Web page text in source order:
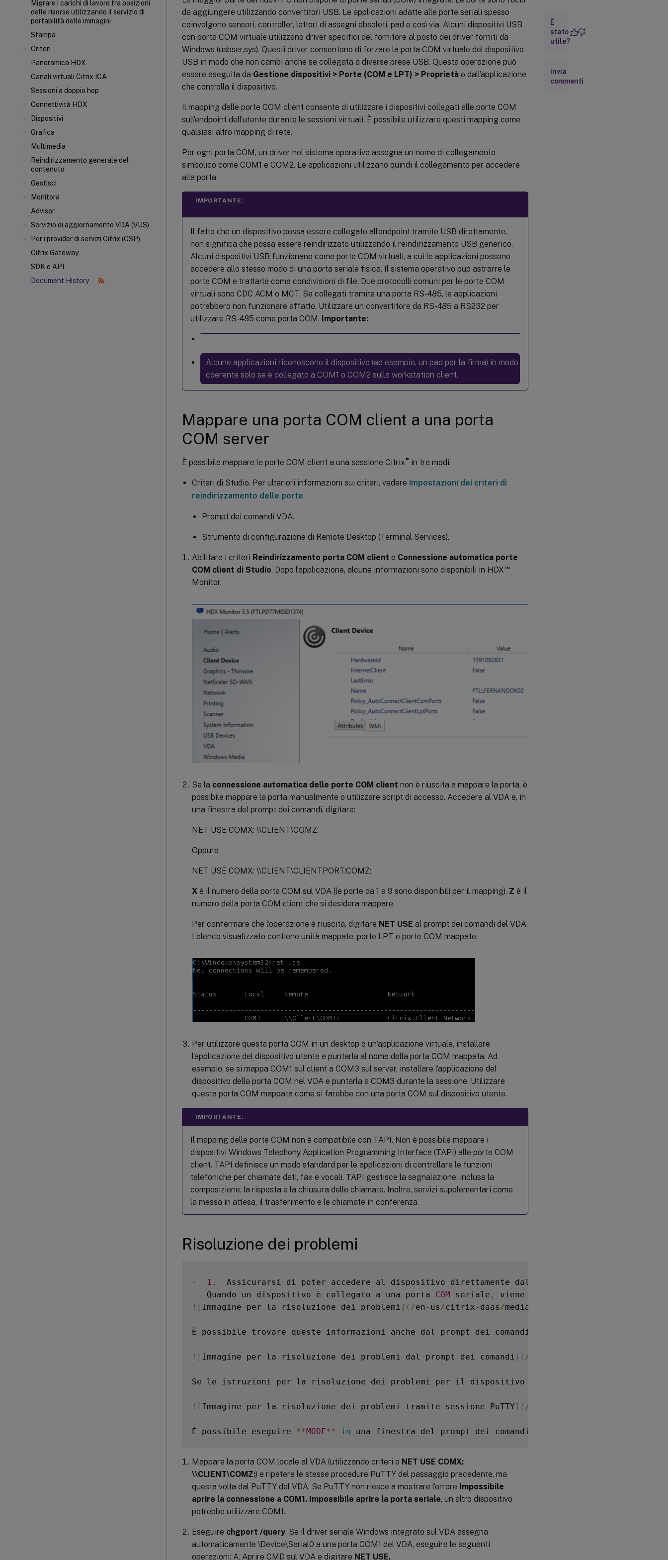
Migrare i carichi di lavoro tra posizioni
delle risorse utilizzando il servizio di
portabilità delle immagini
Stampa
Criteri
Panoramica HDX
Canali virtuali Citrix ICA
Sessioni a doppio hop
Connettività HDX
Dispositivi
Grafica
Multimedia
Reindirizzamento generale del
contenuto
Gestisci
Monitora
Advisor
Servizio di aggiornamento VDA (VUS)
Per i provider di servizi Citrix (CSP)
Citrix Gateway
SDK e API
Document History
da aggiungere utilizzando convertitori USB. Le applicazioni adatte alle porte seriali spesso
coinvolgono sensori, controller, lettori di assegni obsoleti, pad e così via. Alcuni dispositivi USB
con porta COM virtuale utilizzano driver specifici del fornitore al posto dei driver forniti da
Windows (usbser.sys). Questi driver consentono di forzare la porta COM virtuale del dispositivo
USB in modo che non cambi anche se collegata a diverse prese USB. Questa operazione può
essere eseguita da Gestione dispositivi > Porte (COM e LPT) > Proprietà o dall’applicazione
che controlla il dispositivo.
Il mapping delle porte COM client consente di utilizzare i dispositivi collegati alle porte COM
sull’endpoint dell’utente durante le sessioni virtuali. È possibile utilizzare questi mapping come
qualsiasi altro mapping di rete.
Per ogni porta COM, un driver nel sistema operativo assegna un nome di collegamento
simbolico come COM1 e COM2. Le applicazioni utilizzano quindi il collegamento per accedere
alla porta.
IMPORTANTE:
Il fatto che un dispositivo possa essere collegato all’endpoint tramite USB direttamente,
non significa che possa essere reindirizzato utilizzando il reindirizzamento USB generico.
Alcuni dispositivi USB funzionano come porte COM virtuali, a cui le applicazioni possono
accedere allo stesso modo di una porta seriale fisica. Il sistema operativo può astrarre le
porte COM e trattarle come condivisioni di file. Due protocolli comuni per le porte COM
virtuali sono CDC ACM o MCT. Se collegati tramite una porta RS-485, le applicazioni
potrebbero non funzionare affatto. Utilizzare un convertitore da RS-485 a RS232 per
utilizzare RS-485 come porta COM. Importante:
Alcune applicazioni riconoscono il dispositivo (ad esempio, un pad per la firma) in modo
coerente solo se è collegato a COM1 o COM2 sulla workstation client.
Mappare una porta COM client a una porta
COM server
È possibile mappare le porte COM client a una sessione Citrix® in tre modi:
Criteri di Studio. Per ulteriori informazioni sui criteri, vedere Impostazioni dei criteri di
reindirizzamento delle porte.
Prompt dei comandi VDA.
Strumento di configurazione di Remote Desktop (Terminal Services).
Abilitare i criteri Reindirizzamento porta COM client e Connessione automatica porte
COM client di Studio. Dopo l’applicazione, alcune informazioni sono disponibili in HDX™
Monitor.
Se la connessione automatica delle porte COM client non è riuscita a mappare la porta, è
possibile mappare la porta manualmente o utilizzare script di accesso. Accedere al VDA e, in
una finestra del prompt dei comandi, digitare:
NET USE COMX: \\CLIENT\COMZ:
Oppure
NET USE COMX: \\CLIENT\CLIENTPORT:COMZ:
X è il numero della porta COM sul VDA (le porte da 1 a 9 sono disponibili per il mapping). Z è il
numero della porta COM client che si desidera mappare.
Per confermare che l’operazione è riuscita, digitare NET USE al prompt dei comandi del VDA.
L’elenco visualizzato contiene unità mappate, porte LPT e porte COM mappate.
Per utilizzare questa porta COM in un desktop o un’applicazione virtuale, installare
l’applicazione del dispositivo utente e puntarla al nome della porta COM mappata. Ad
esempio, se si mappa COM1 sul client a COM3 sul server, installare l’applicazione del
dispositivo della porta COM nel VDA e puntarla a COM3 durante la sessione. Utilizzare
questa porta COM mappata come si farebbe con una porta COM sul dispositivo utente.
IMPORTANTE:
Il mapping delle porte COM non è compatibile con TAPI. Non è possibile mappare i
dispositivi Windows Telephony Application Programming Interface (TAPI) alle porte COM
client. TAPI definisce un modo standard per le applicazioni di controllare le funzioni
telefoniche per chiamate dati, fax e vocali. TAPI gestisce la segnalazione, inclusa la
composizione, la risposta e la chiusura delle chiamate. Inoltre, servizi supplementari come
la messa in attesa, il trasferimento e le chiamate in conferenza.
Risoluzione dei problemi
- 1.
  Assicurarsi di poter accedere al dispositivo direttamente dall'endpoint
-
  Quando un dispositivo è collegato a una porta
COM seriale ,
viene creata una chiave di
! [ Immagine per la risoluzione dei problemi ] ( /en - us /citrix - daas /media
È possibile trovare queste informazioni anche dal prompt dei comandi eseguendo
! [ Immagine per la risoluzione dei problemi dal prompt dei comandi ] ( /
Se le istruzioni per la risoluzione dei problemi per il dispositivo non sono disponibili
! [ Immagine per la risoluzione dei problemi tramite sessione PuTTY ] ( /
È possibile eseguire **MODE** in una finestra del prompt dei comandi locale
Mappare la porta COM locale al VDA (utilizzando criteri o NET USE COMX:
\\CLIENT\COMZ:) e ripetere le stesse procedure PuTTY del passaggio precedente, ma
questa volta dal PuTTY del VDA. Se PuTTY non riesce a mostrare l’errore Impossibile
aprire la connessione a COM1. Impossibile aprire la porta seriale, un altro dispositivo
potrebbe utilizzare COM1.
Eseguire chgport /query. Se il driver seriale Windows integrato sul VDA assegna
automaticamente \Device\Serial0 a una porta COM1 del VDA, eseguire le seguenti
operazioni: A. Aprire CMD sul VDA e digitare NET USE.
Risoluzione
dei
problemi
È
stato
utile?
Invia
commenti